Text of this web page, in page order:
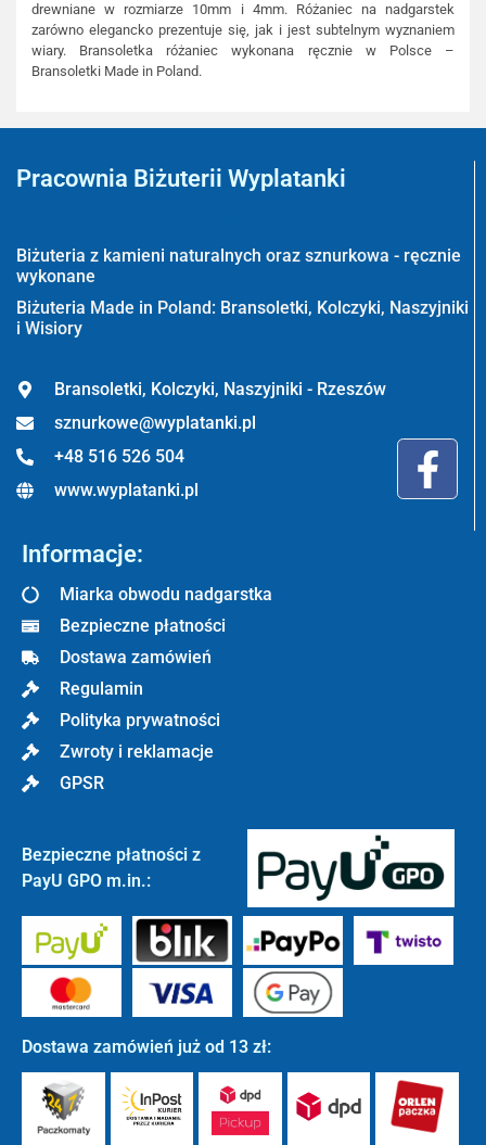
drewniane w rozmiarze 10mm i 4mm. Różaniec na nadgarstek
zarówno elegancko prezentuje się, jak i jest subtelnym wyznaniem
wiary. Bransoletka różaniec wykonana ręcznie w Polsce –
Bransoletki Made in Poland.
Pracownia Biżuterii Wyplatanki
Biżuteria z kamieni naturalnych oraz sznurkowa - ręcznie
wykonane
Biżuteria Made in Poland: Bransoletki, Kolczyki, Naszyjniki
i Wisiory
Bransoletki, Kolczyki, Naszyjniki - Rzeszów
sznurkowe@wyplatanki.pl
+48 516 526 504
www.wyplatanki.pl
Informacje:
Miarka obwodu nadgarstka
Bezpieczne płatności
Dostawa zamówień
Regulamin
Polityka prywatności
Zwroty i reklamacje
GPSR
Bezpieczne płatności z
PayU GPO m.in.:
Dostawa zamówień już od 13 zł: